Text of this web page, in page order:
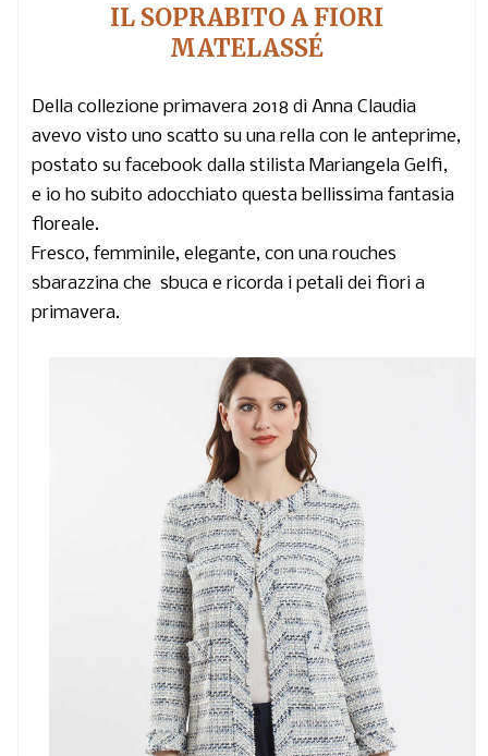
IL SOPRABITO A FIORI
MATELASSÉ
Della collezione primavera 2018 di Anna Claudia
avevo visto uno scatto su una rella con le anteprime,
postato su facebook dalla stilista Mariangela Gelfi,
e io ho subito adocchiato questa bellissima fantasia
floreale.
Fresco, femminile, elegante, con una rouches
sbarazzina che sbuca e ricorda i petali dei fiori a
primavera.